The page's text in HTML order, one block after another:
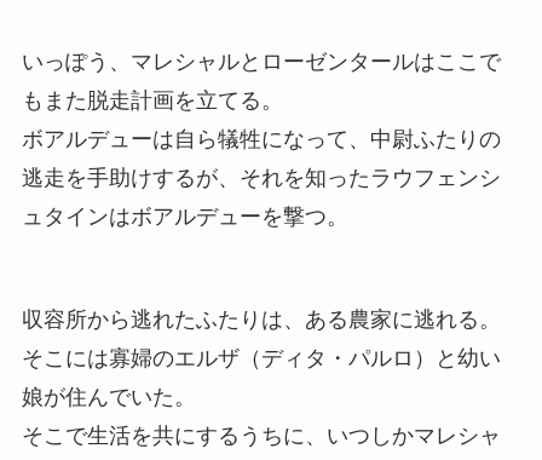
いっぽう、マレシャルとローゼンタールはここで
もまた脱走計画を立てる。
ボアルデューは自ら犠牲になって、中尉ふたりの
逃走を手助けするが、それを知ったラウフェンシ
ュタインはボアルデューを撃つ。
収容所から逃れたふたりは、ある農家に逃れる。
そこには寡婦のエルザ（ディタ・パルロ）と幼い
娘が住んでいた。
そこで生活を共にするうちに、いつしかマレシャ